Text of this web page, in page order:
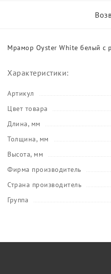
Мрамор Oyster White белый с
Характеристики:
Артикул
Цвет товара
Длина, мм
Толщина, мм
Высота, мм
Фирма производитель
Страна производитель
Группа